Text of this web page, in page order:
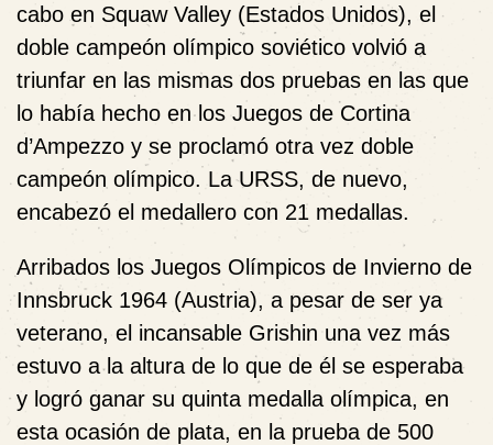
cabo en Squaw Valley (Estados Unidos), el
doble campeón olímpico soviético volvió a
triunfar en las mismas dos pruebas en las que
lo había hecho en los Juegos de Cortina
d’Ampezzo y se proclamó otra vez doble
campeón olímpico. La URSS, de nuevo,
encabezó el medallero con 21 medallas.
Arribados los Juegos Olímpicos de Invierno de
Innsbruck 1964 (Austria), a pesar de ser ya
veterano, el incansable Grishin una vez más
estuvo a la altura de lo que de él se esperaba
y logró ganar su quinta medalla olímpica, en
esta ocasión de plata, en la prueba de 500